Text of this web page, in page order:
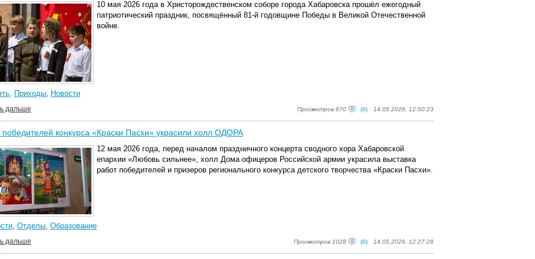
10 мая 2026 года в Христорождественском соборе города Хабаровска прошёл ежегодный
патриотический праздник, посвящённый 81-й годовщине Победы в Великой Отечественной
войне.
, Приходы, Новости
Просмотров 970 (0) 14.05.2026, 12:50:23
дальше
конкурса «Краски Пасхи» украсили холл ОДОРА
12 мая 2026 года, перед началом праздничного концерта сводного хора Хабаровской
епархии «Любовь сильнее», холл Дома офицеров Российской армии украсила выставка
работ победителей и призеров регионального конкурса детского творчества «Краски Пасхи».
, Отделы, Образование
Просмотров 1028 (0) 14.05.2026, 12:27:28
дальше